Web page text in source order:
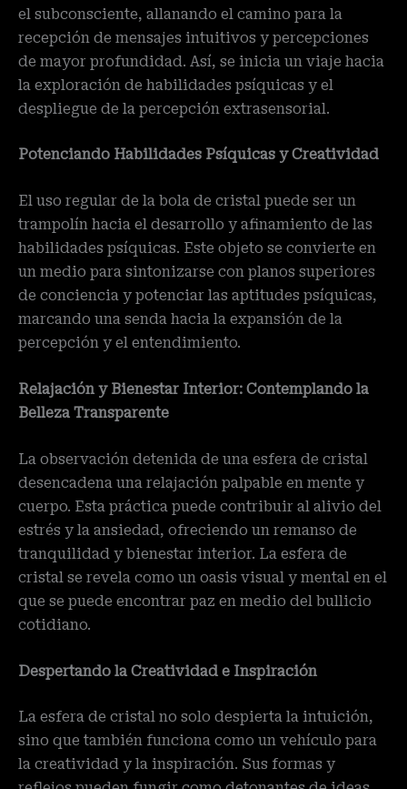
el subconsciente, allanando el camino para la
recepción de mensajes intuitivos y percepciones
de mayor profundidad. Así, se inicia un viaje hacia
la exploración de habilidades psíquicas y el
despliegue de la percepción extrasensorial.
Potenciando Habilidades Psíquicas y Creatividad
El uso regular de la bola de cristal puede ser un
trampolín hacia el desarrollo y afinamiento de las
habilidades psíquicas. Este objeto se convierte en
un medio para sintonizarse con planos superiores
de conciencia y potenciar las aptitudes psíquicas,
marcando una senda hacia la expansión de la
percepción y el entendimiento.
Relajación y Bienestar Interior: Contemplando la
Belleza Transparente
La observación detenida de una esfera de cristal
desencadena una relajación palpable en mente y
cuerpo. Esta práctica puede contribuir al alivio del
estrés y la ansiedad, ofreciendo un remanso de
tranquilidad y bienestar interior. La esfera de
cristal se revela como un oasis visual y mental en el
que se puede encontrar paz en medio del bullicio
cotidiano.
Despertando la Creatividad e Inspiración
La esfera de cristal no solo despierta la intuición,
sino que también funciona como un vehículo para
la creatividad y la inspiración. Sus formas y